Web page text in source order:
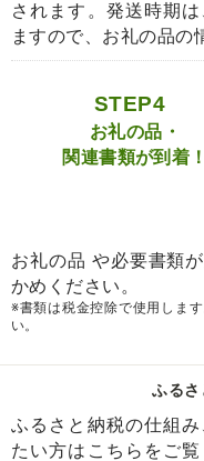
されます。発送時期
ますので、お礼の品の
STEP4
お礼の品・
関連書類が到着！
お礼の品 や必要書類
かめください。
※書類は税金控除で使用しま
い。
ふるさ
ふるさと納税の仕組
たい方はこちらをご